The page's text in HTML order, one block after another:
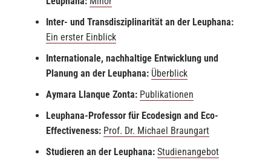
Inter- und Transdisziplinarität an der Leuphana:
Ein erster Einblick
Internationale, nachhaltige Entwicklung und
Planung an der Leuphana: Überblick
Aymara Llanque Zonta: Publikationen
Leuphana-Professor für Ecodesign and Eco-
Effectiveness: Prof. Dr. Michael Braungart
Studieren an der Leuphana: Studienangebot